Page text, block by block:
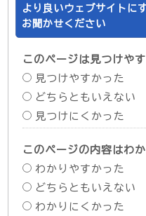
より良いウェブサイトに
お聞かせください
このページは見つけや
見つけやすかった
どちらともいえない
見つけにくかった
このページの内容はわ
わかりやすかった
どちらともいえない
わかりにくかった